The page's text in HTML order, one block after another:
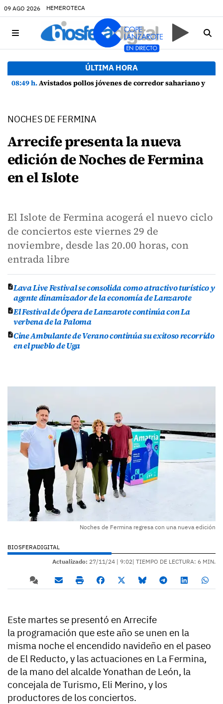
09 AGO 2026 HEMEROTECA
ÚLTIMA HORA
08:49 h.Avistados pollos jóvenes de corredor sahariano y episodios de cortejo de hubara cerca del rally de Lanzarote
NOCHES DE FERMINA
Arrecife presenta la nueva
edición de Noches de Fermina
en el Islote
El Islote de Fermina acogerá el nuevo ciclo
de conciertos este viernes 29 de
noviembre, desde las 20.00 horas, con
entrada libre
Lava Live Festival se consolida como atractivo turístico y
agente dinamizador de la economía de Lanzarote
El Festival de Ópera de Lanzarote continúa con La
verbena de la Paloma
Cine Ambulante de Verano continúa su exitoso recorrido
en el pueblo de Uga
Noches de Fermina regresa con una nueva edición
BIOSFERADIGITAL
Actualizado: 27/11/24 | 9:02| TIEMPO DE LECTURA: 6 MIN.
Este martes se presentó en Arrecife
la programación que este año se unen en la
misma noche el encendido navideño en el paseo
de El Reducto, y las actuaciones en La Fermina,
de la mano del alcalde Yonathan de León, la
concejala de Turismo, Eli Merino, y los
productores de los conciertos.